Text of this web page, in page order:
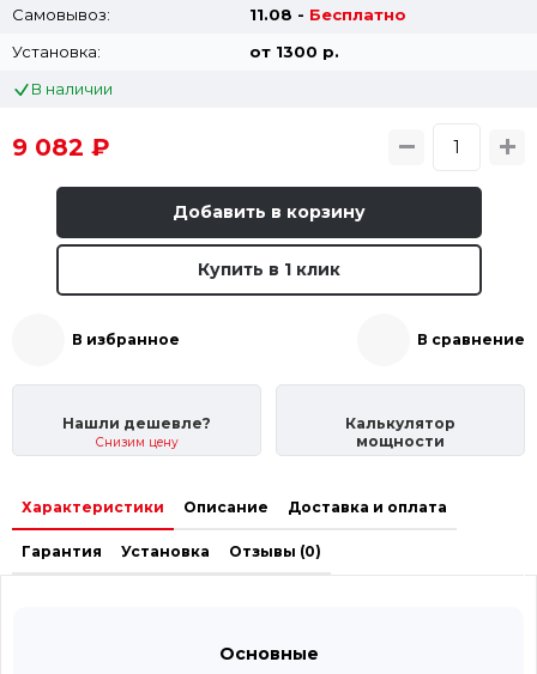
Самовывоз:
11.08 - Бесплатно
Установка:
от 1300 p.
В наличии
9 082 ₽
Добавить в корзину
Купить в 1 клик
В избранное В сравнение
Нашли дешевле?
Снизим цену
Калькулятор
мощности
Характеристики Описание Доставка и оплата
Гарантия Установка Отзывы (0)
Основные